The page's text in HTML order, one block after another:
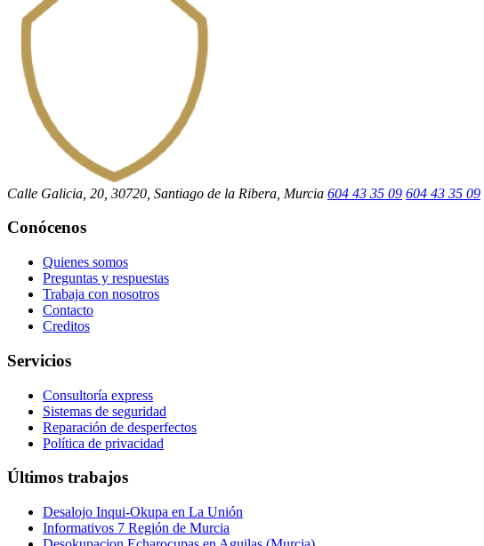
Calle Galicia, 20, 30720, Santiago de la Ribera, Murcia 604 43 35 09 604 43 35 09
Conócenos
Quienes somos
Preguntas y respuestas
Trabaja con nosotros
Contacto
Creditos
Servicios
Consultoría express
Sistemas de seguridad
Reparación de desperfectos
Política de privacidad
Últimos trabajos
Desalojo Inqui-Okupa en La Unión
Informativos 7 Región de Murcia